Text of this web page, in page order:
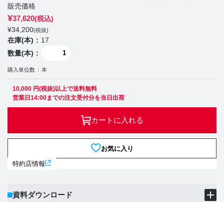
販売価格
¥37,620(税込)
¥34,200(税抜)
在庫(本)
17
数量(本)
購入単位数 本
10,000 円(税抜)以上で送料無料
営業日14:00までの注文受付分を当日出荷
カートに入れる
お気に入り
特約店情報
資料ダウンロード